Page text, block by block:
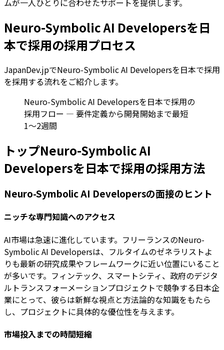
ムが一人ひとりに合わせたサポートを提供します。
Neuro-Symbolic AI Developersを日
本で採用の採用プロセス
JapanDev.jpでNeuro-Symbolic AI Developersを日本で採用
を採用する流れをご紹介します。
Neuro-Symbolic AI Developersを日本で採用の
採用フロー — 要件定義から開発開始まで最短
1〜2週間
トップNeuro-Symbolic AI
Developersを日本で採用の採用方法
Neuro-Symbolic AI Developersの面接のヒント
ニッチな専門知識へのアクセス
AI市場は急速に進化しています。フリーランスのNeuro-
Symbolic AI Developersは、フルタイムのゼネラリストよ
りも最新の研究成果やフレームワークに近い位置にいること
が多いです。フィンテック、スマートシティ、政府のデジタ
ルトランスフォーメーションプロジェクトで競争する日本企
業にとって、彼らは新鮮な視点と方法論的な知識をもたら
し、プロジェクトに具体的な優位性を与えます。
市場投入までの時間短縮